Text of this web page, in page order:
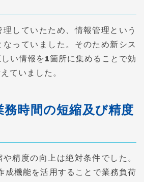
していたため、情報管理という
っていました。そのため新シス
い情報を1箇所に集めることで効
ていました。
務時間の短縮及び精度
精度の向上は絶対条件でした。
成機能を活用することで業務負荷